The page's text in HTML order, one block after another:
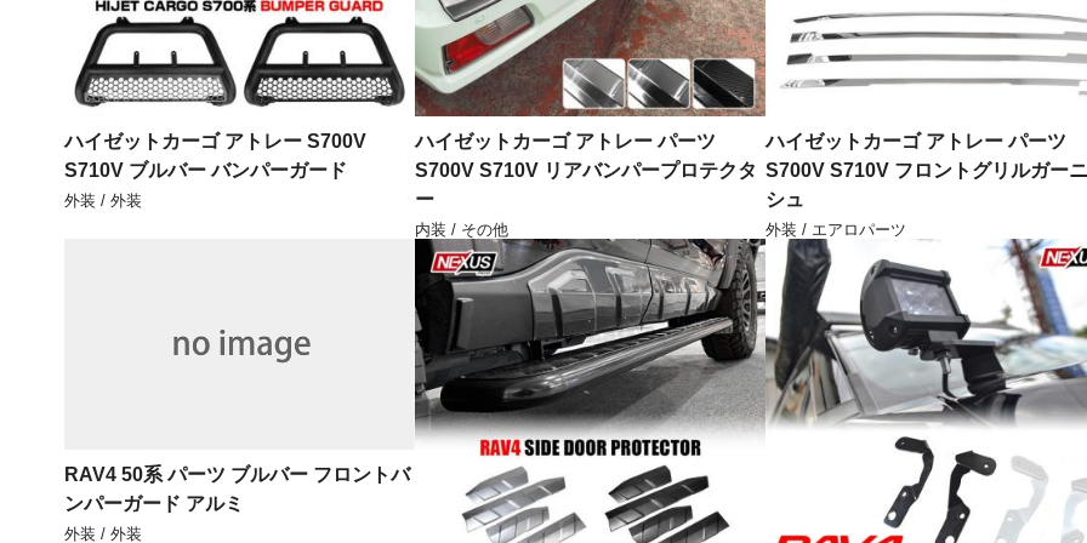
ハイゼットカーゴ アトレー S700V
S710V ブルバー バンパーガード
外装 / 外装
ハイゼットカーゴ アトレー パーツ
S700V S710V リアバンパープロテクタ
ー
内装 / その他
ハイゼットカーゴ アトレー パーツ
S700V S710V フロントグリルガー
シュ
外装 / エアロパーツ
RAV4 50系 パーツ ブルバー フロントバ
ンパーガード アルミ
外装 / 外装